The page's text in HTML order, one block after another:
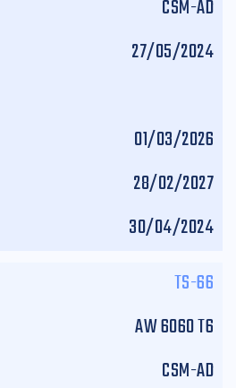
CSM-AD
27/05/2024
01/03/2026
28/02/2027
30/04/2024
TS-66
AW 6060 T6
CSM-AD